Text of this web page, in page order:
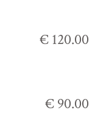
€ 120.00
€ 90.00